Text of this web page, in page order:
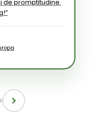
de promptitudine.